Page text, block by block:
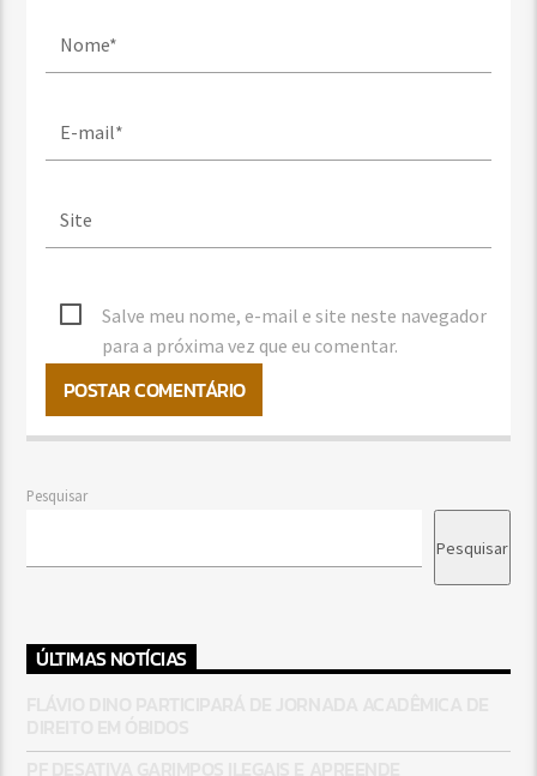
Salve meu nome, e-mail e site neste navegador
para a próxima vez que eu comentar.
Pesquisar
Pesquisar
ÚLTIMAS NOTÍCIAS